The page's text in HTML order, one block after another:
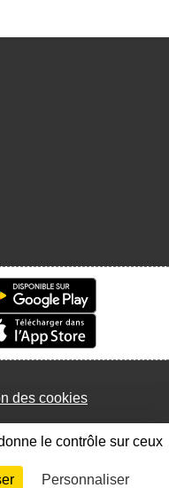
des cookies
Connexion
le contrôle sur ceux
Personnaliser